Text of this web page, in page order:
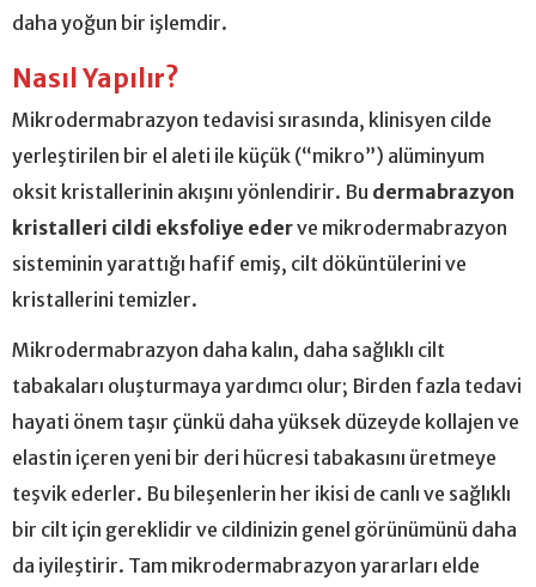
daha yoğun bir işlemdir.
Nasıl Yapılır?
Mikrodermabrazyon tedavisi sırasında, klinisyen cilde
yerleştirilen bir el aleti ile küçük (“mikro”) alüminyum
oksit kristallerinin akışını yönlendirir. Bu dermabrazyon
kristalleri cildi eksfoliye ederve mikrodermabrazyon
sisteminin yarattığı hafif emiş, cilt döküntülerini ve
kristallerini temizler.
Mikrodermabrazyon daha kalın, daha sağlıklı cilt
tabakaları oluşturmaya yardımcı olur; Birden fazla tedavi
hayati önem taşır çünkü daha yüksek düzeyde kollajen ve
elastin içeren yeni bir deri hücresi tabakasını üretmeye
teşvik ederler. Bu bileşenlerin her ikisi de canlı ve sağlıklı
bir cilt için gereklidir ve cildinizin genel görünümünü daha
da iyileştirir. Tam mikrodermabrazyon yararları elde